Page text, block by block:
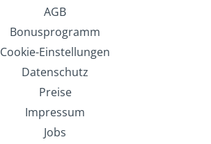
AGB
Bonusprogramm
Cookie-Einstellungen
Datenschutz
Preise
Impressum
Jobs